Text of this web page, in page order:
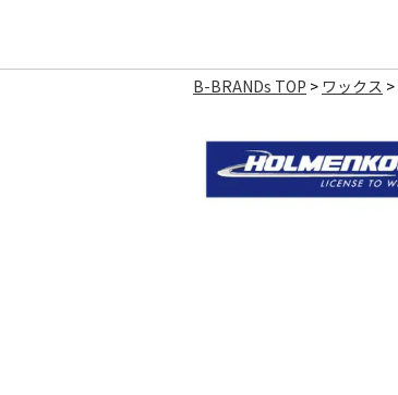
B-BRANDs TOP ワックス